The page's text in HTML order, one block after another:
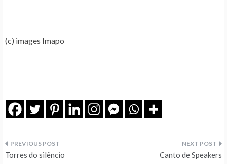
(c) images Imapo
Navegação
Torres do silêncio Canto de Speakers